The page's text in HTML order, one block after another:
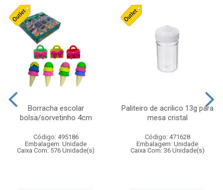
Borracha escolar
bolsa/sorvetinho 4cm
Código: 495186
Embalagem: Unidade
Caixa Com: 576 Unidade(s)
Paliteiro de acrilico 13g para
mesa cristal
Código: 471628
Embalagem: Unidade
Caixa Com: 36 Unidade(s)